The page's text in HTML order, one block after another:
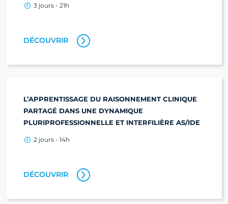
3 jours - 21h
DÉCOUVRIR
L’APPRENTISSAGE DU RAISONNEMENT CLINIQUE
PARTAGÉ DANS UNE DYNAMIQUE
PLURIPROFESSIONNELLE ET INTERFILIÈRE AS/IDE
2 jours - 14h
DÉCOUVRIR